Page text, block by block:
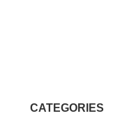
CATEGORIES